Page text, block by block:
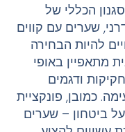
הכללי של
שערים עם קווים
להיות הבחירה
מתאפיין באופי
ודגמים
כמובן, פונקציית
ביטחון – שערים